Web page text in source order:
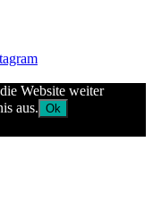
Website weiter
aus. Ok